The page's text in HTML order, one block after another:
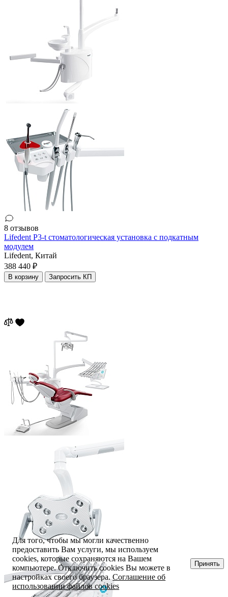
8 отзывов
Lifedent P3-t стоматологическая установка с подкатным
модулем
Lifedent, Китай
388 440 ₽
В корзину Запросить КП
Для того, чтобы мы могли качественно
предоставить Вам услуги, мы используем
cookies, которые сохраняются на Вашем
компьютере. Отключить cookies Вы можете в
настройках своего браузера.Соглашение об
использовании файлов cookies
Принять